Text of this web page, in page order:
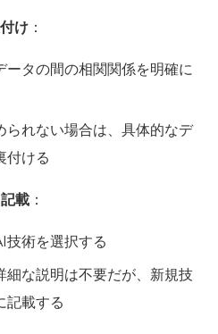
け ：
ータの間の相関関係を明確に
られない場合は、具体的なデ
付ける
載 ：
技術を選択する
細な説明は不要だが、新規技
記載する